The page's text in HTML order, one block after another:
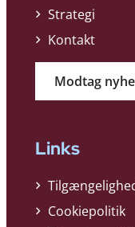
Strategi
Kontakt
Modtag
Links
Cookiepolitik